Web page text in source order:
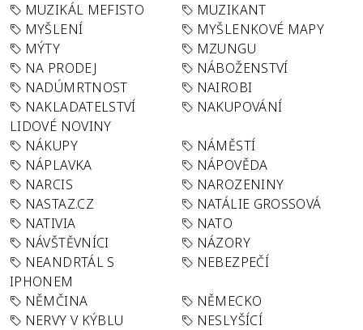
MUZIKÁL MEFISTO
MUZIKANT
MYŠLENÍ
MYŠLENKOVÉ MAPY
MÝTY
MZUNGU
NA PRODEJ
NÁBOŽENSTVÍ
NADÚMRTNOST
NAIROBI
NAKLADATELSTVÍ
LIDOVÉ NOVINY
NAKUPOVÁNÍ
NÁKUPY
NÁMĚSTÍ
NÁPLAVKA
NÁPOVĚDA
NARCIS
NAROZENINY
NASTAZ.CZ
NATÁLIE GROSSOVÁ
NATIVIA
NATO
NÁVŠTĚVNÍCI
NÁZORY
NEANDRTÁL S
IPHONEM
NEBEZPEČÍ
NĚMČINA
NĚMECKO
NERVY V KÝBLU
NESLYŠÍCÍ